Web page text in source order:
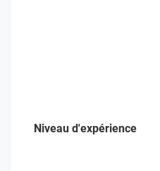
Niveau d'expérience